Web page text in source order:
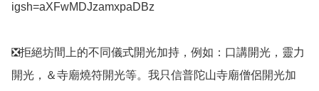
igsh=aXFwMDJzamxpaDBz
❎️拒絕坊間上的不同儀式開光加持，例如：口講開光，靈力
開光，＆寺廟燒符開光等。我只信普陀山寺廟僧侶開光加